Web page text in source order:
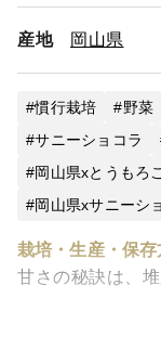
産地 岡山県
慣行栽培 野菜
サニーショコラ
岡山県xとうもろ
岡山県xサニーシ
栽培・生産・保存
甘さの秘訣は、
スイートコーン